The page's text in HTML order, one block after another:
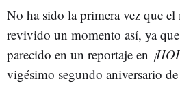
No ha sido la primera vez que
revivido un momento así, ya
parecido en un reportaje en
vigésimo segundo aniversario